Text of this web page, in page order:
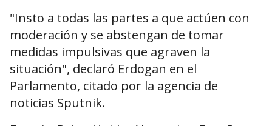
"Insto a todas las partes a que actúen con
moderación y se abstengan de tomar
medidas impulsivas que agraven la
situación", declaró Erdogan en el
Parlamento, citado por la agencia de
noticias Sputnik.